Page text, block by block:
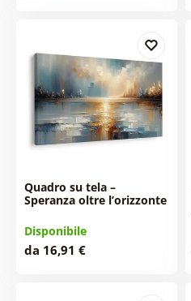
Quadro su tela –
Speranza oltre l’orizzonte
Disponibile
da 16,91 €